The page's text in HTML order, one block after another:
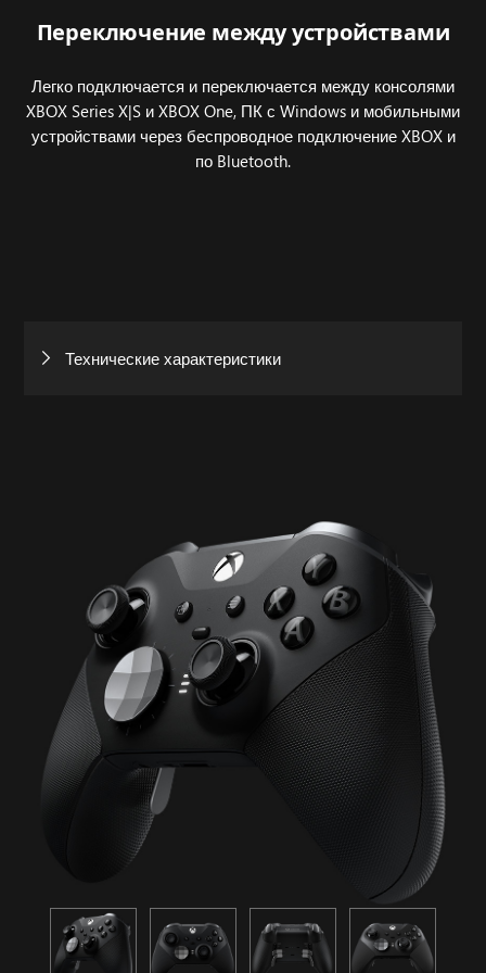
Переключение между устройствами
Легко подключается и переключается между консолями
XBOX Series X|S и XBOX One, ПК с Windows и мобильными
устройствами через беспроводное подключение XBOX и
по Bluetooth.
Технические характеристики